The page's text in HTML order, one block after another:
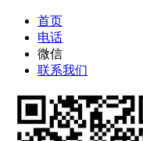
首页
电话
微信
联系我们